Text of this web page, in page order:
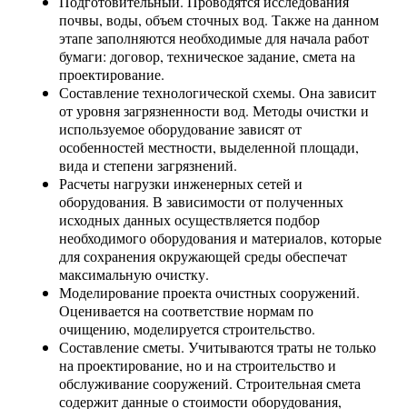
почвы, воды, объем сточных вод. Также на данном
этапе заполняются необходимые для начала работ
бумаги: договор, техническое задание, смета на
проектирование.
Составление технологической схемы. Она зависит
от уровня загрязненности вод. Методы очистки и
используемое оборудование зависят от
особенностей местности, выделенной площади,
вида и степени загрязнений.
Расчеты нагрузки инженерных сетей и
оборудования. В зависимости от полученных
исходных данных осуществляется подбор
необходимого оборудования и материалов, которые
для сохранения окружающей среды обеспечат
максимальную очистку.
Моделирование проекта очистных сооружений.
Оценивается на соответствие нормам по
очищению, моделируется строительство.
Составление сметы. Учитываются траты не только
на проектирование, но и на строительство и
обслуживание сооружений. Строительная смета
содержит данные о стоимости оборудования,